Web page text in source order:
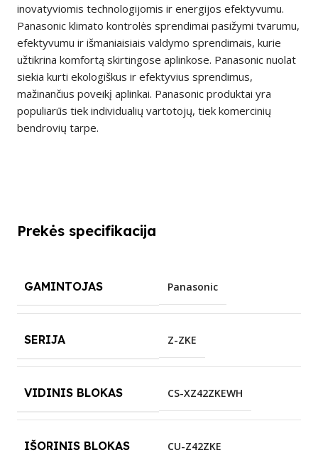
inovatyviomis technologijomis ir energijos efektyvumu.
Panasonic klimato kontrolės sprendimai pasižymi tvarumu,
efektyvumu ir išmaniaisiais valdymo sprendimais, kurie
užtikrina komfortą skirtingose aplinkose. Panasonic nuolat
siekia kurti ekologiškus ir efektyvius sprendimus,
mažinančius poveikį aplinkai. Panasonic produktai yra
populiarūs tiek individualių vartotojų, tiek komercinių
bendrovių tarpe.
Prekės specifikacija
GAMINTOJAS Panasonic
SERIJA Z-ZKE
VIDINIS BLOKAS CS-XZ42ZKEWH
IŠORINIS BLOKAS CU-Z42ZKE